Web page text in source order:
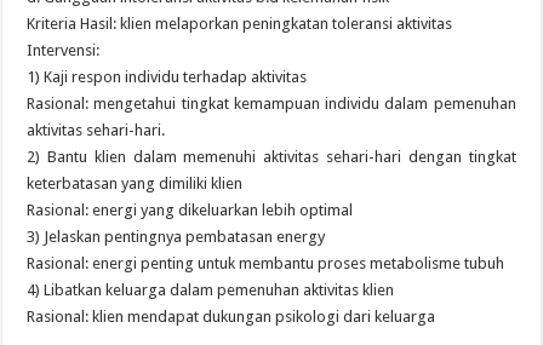
Kriteria Hasil: klien melaporkan peningkatan toleransi aktivitas
Intervensi:
1) Kaji respon individu terhadap aktivitas
Rasional: mengetahui tingkat kemampuan individu dalam pemenuhan
aktivitas sehari-hari.
2) Bantu klien dalam memenuhi aktivitas sehari-hari dengan tingkat
keterbatasan yang dimiliki klien
Rasional: energi yang dikeluarkan lebih optimal
3) Jelaskan pentingnya pembatasan energy
Rasional: energi penting untuk membantu proses metabolisme tubuh
4) Libatkan keluarga dalam pemenuhan aktivitas klien
Rasional: klien mendapat dukungan psikologi dari keluarga